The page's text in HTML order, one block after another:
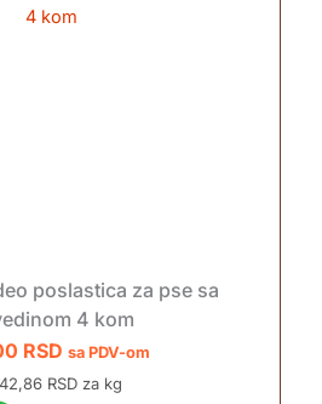
poslastica za pse sa
4 kom
RSD sa PDV-om
RSD za kg